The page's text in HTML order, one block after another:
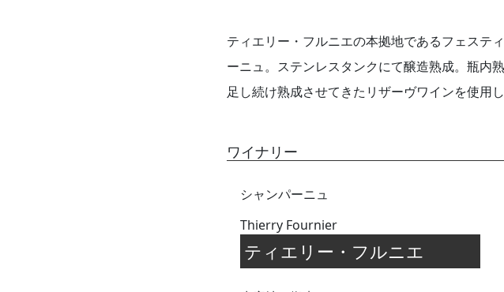
ティエリー・フルニエの本拠地であるフェステ
ーニュ。ステンレスタンクにて醸造熟成。瓶内
足し続け熟成させてきたリザーヴワインを使用し
ワイナリー
シャンパーニュ
Thierry Fournier
ティエリー・フルニエ